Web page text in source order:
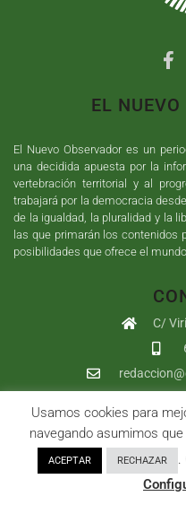
EL NUEVO
El Nuevo Observador es un
una decidida apuesta por la
vertebración territorial y al
trabajará por la democracia
de la igualdad, la pluralidad y la
las que primarán los contenidos
posibilidades que ofrece el
C/
Copyright ©2026 El Nuevo
yDesarrollo| All Rights
Privacidad|
Usamos cookies para
navegando asumimos
ACEPTAR RECHAZAR
.